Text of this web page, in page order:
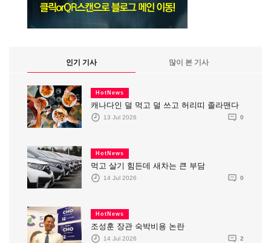
인기 기사 많이 본 기사
HotNews
캐나다인 덜 먹고 덜 쓰고 허리띠 졸라맨다
13 Jul 2026 0
HotNews
먹고 살기 힘든데 새차는 큰 부담
14 Jul 2026 0
HotNews
조성훈 장관 숙박비용 논란
14 Jul 2026 2